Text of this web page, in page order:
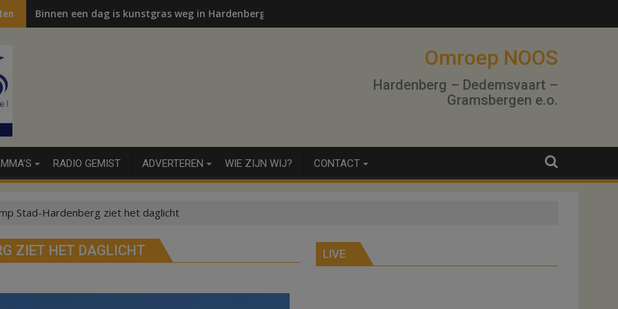
Binnen een dag is kunstgras weg in Hardenberg en Sibculo
Omroep NOOS
Hardenberg – Dedemsvaart –
Gramsbergen e.o.
RADIO GEMIST ADVERTEREN WIE ZIJN WIJ? CONTACT
Stad-Hardenberg ziet het daglicht
ZIET HET DAGLICHT LIVE